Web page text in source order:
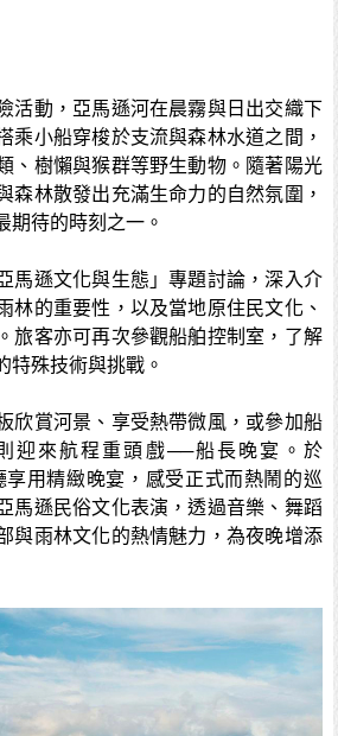
活動，亞馬遜河在晨霧與日出交織下
乘小船穿梭於支流與森林水道之間，
、樹懶與猴群等野生動物。隨著陽光
森林散發出充滿生命力的自然氛圍，
期待的時刻之一。
馬遜文化與生態」專題討論，深入介
林的重要性，以及當地原住民文化、
旅客亦可再次參觀船舶控制室，了解
特殊技術與挑戰。
欣賞河景、享受熱帶微風，或參加船
迎來航程重頭戲──船長晚宴。於
享用精緻晚宴，感受正式而熱鬧的巡
馬遜民俗文化表演，透過音樂、舞蹈
與雨林文化的熱情魅力，為夜晚增添